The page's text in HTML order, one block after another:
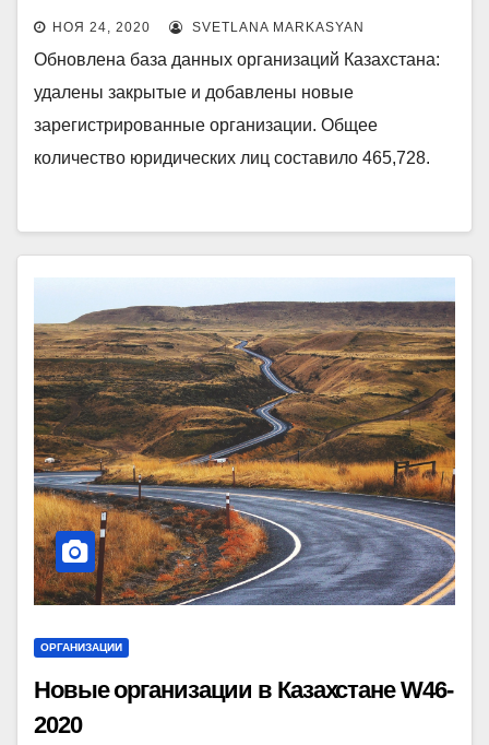
НОЯ 24, 2020 SVETLANA MARKASYAN
Обновлена база данных организаций Казахстана:
удалены закрытые и добавлены новые
зарегистрированные организации. Общее
количество юридических лиц составило 465,728.
ОРГАНИЗАЦИИ
Новые организации в Казахстане W46-
2020